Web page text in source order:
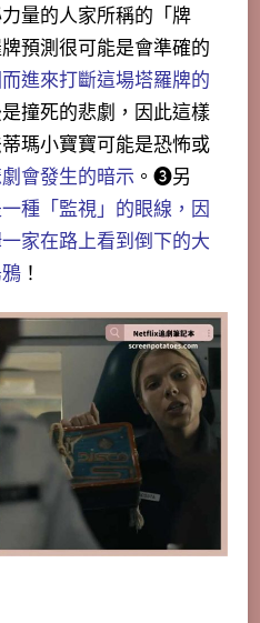
量的人家所稱的「牌
預測很可能是會準確的
進來打斷這場塔羅牌的
撞死的悲劇，因此這樣
瑪小寶寶可能是恐怖或
會發生的暗示 。➌另
種「監視」的眼線，因
家在路上看到倒下的大
！